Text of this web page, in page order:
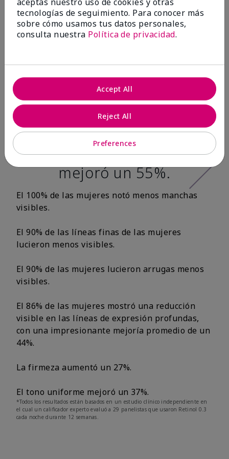
Después de 12
100% de las
mujeres tuvo una
apariencia más
tersa en la textura
de la piel y la
suavidad de la piel
mejoró un 55%.
El 100% de las mujeres notó menos manchas
visibles.
El 90% de las líneas finas de las mujeres
lucieron menos visibles.
El 90% de las mujeres lucieron arrugas menos
visibles.
El 86% de las mujeres mostró una reducción
visible en las líneas de expresión profundas,
con una impresionante mejoría promedio de un
44%.
La firmeza aumentó un 27%.
El tono uniforme mejoró un 37%.
*Todos los resultados están basados en un estudio clínico independiente en
el cual un calificador experto evaluó a 29 panelistas que usaron Retinol 0.3
cada noche durante 12 semanas.
tecnologías de seguimiento. Para conocer más
sobre cómo usamos tus datos personales,
consulta nuestra Política de privacidad.
Preferences
Reject All
Accept All